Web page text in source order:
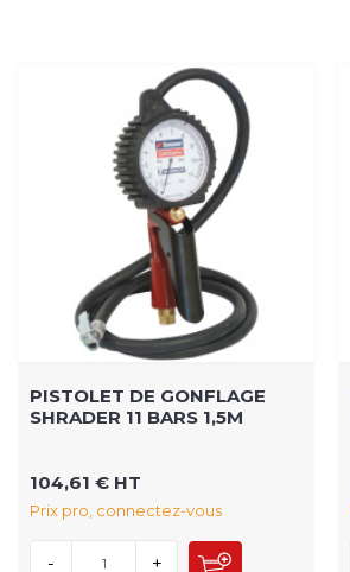
PISTOLET DE GONFLAGE
SHRADER 11 BARS 1,5M
104,61 € HT
Prix pro, connectez-vous
- +